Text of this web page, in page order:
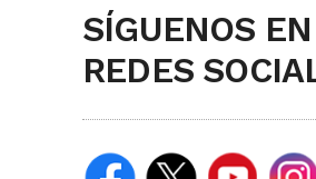
SÍGUENOS EN
REDES